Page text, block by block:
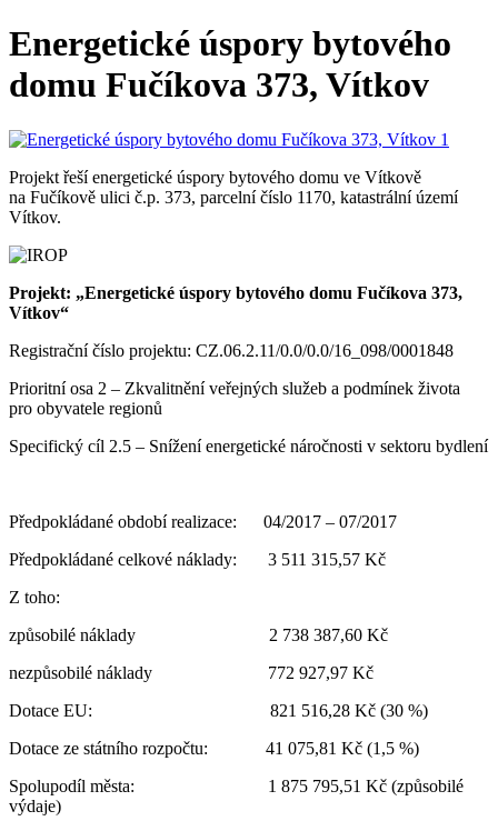
Energetické úspory bytového
domu Fučíkova 373, Vítkov
Projekt řeší energetické úspory bytového domu ve Vítkově
na Fučíkově ulici č.p. 373, parcelní číslo 1170, katastrální území
Vítkov.
Projekt: „Energetické úspory bytového domu Fučíkova 373,
Vítkov“
Registrační číslo projektu: CZ.06.2.11/0.0/0.0/16_098/0001848
Prioritní osa 2 – Zkvalitnění veřejných služeb a podmínek života
pro obyvatele regionů
Specifický cíl 2.5 – Snížení energetické náročnosti v sektoru bydlení
Předpokládané období realizace: 04/2017 – 07/2017
Předpokládané celkové náklady: 3 511 315,57 Kč
Z toho:
způsobilé náklady 2 738 387,60 Kč
nezpůsobilé náklady 772 927,97 Kč
Dotace EU: 821 516,28 Kč (30 %)
Dotace ze státního rozpočtu: 41 075,81 Kč (1,5 %)
Spolupodíl města: 1 875 795,51 Kč (způsobilé
výdaje)